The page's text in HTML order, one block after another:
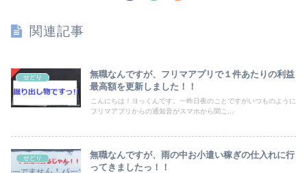
関連記事
せどり
無職なんですが、フリマアプリで１件あたりの利益
最高額を更新しました！！
こんにちは！ヨっくんです。一昨日夜のことですがいつものように
フリマアプリからの通知音がスマホから聞こ...
せどり
無職なんですが、雨の中お小遣い稼ぎの仕入れに行
ってきましたっ！！